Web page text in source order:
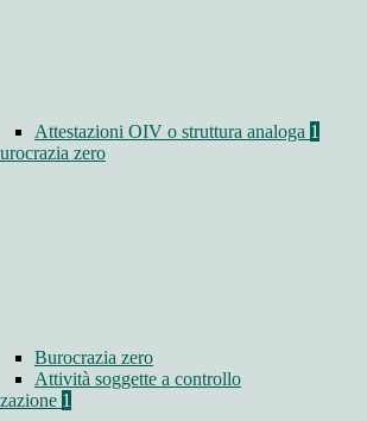
Attestazioni OIV o struttura analoga 1
zero
Burocrazia zero
Attività soggette a controllo
1